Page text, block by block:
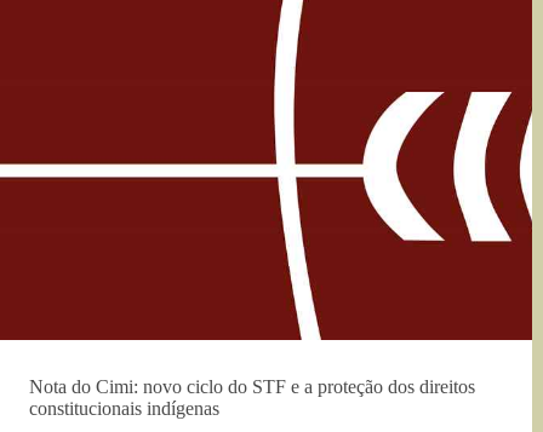
Nota do Cimi: novo ciclo do STF e a proteção dos direitos
constitucionais indígenas